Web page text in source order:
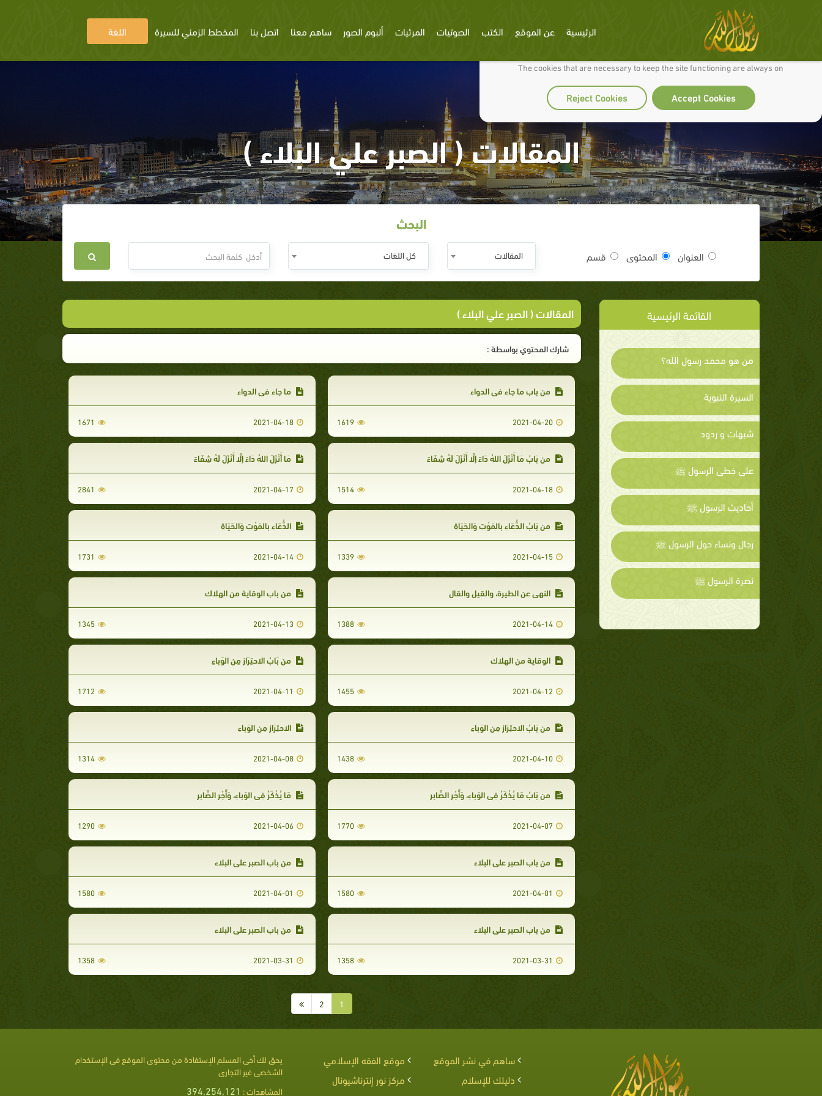
We use cookies to make our site work well for you and so we can continually improve it.
The cookies that are necessary to keep the site functioning are always on
Accept Cookies
Reject Cookies
الرئيسية عن الموقع الكتب الصوتيات المرئيات ألبوم الصور ساهم معنا اتصل بنا المخطط الزمني للسيرة اللغة
المقالات ( الصبر علي البلاء )
البحث
العنوان المحتوى قسم المقالات كل اللغات
القائمة الرئيسية
من هو محمد رسول الله؟
السيرة النبوية
شبهات و ردود
على خطى الرسول ﷺ
أحاديث الرسول ﷺ
رجال ونساء حول الرسول ﷺ
نصرة الرسول ﷺ
المقالات ( الصبر علي البلاء )
شارك المحتوي بواسطة :
من باب ما جاء في الدواء
2021-04-20
1619
ما جاء في الدواء
2021-04-18
1671
من بَابُ مَا أَنْزَلَ اللهُ دَاءً إِلَّا أَنْزَلَ لَهُ شِفَاءً
2021-04-18
1514
مَا أَنْزَلَ اللهُ دَاءً إِلَّا أَنْزَلَ لَهُ شِفَاءً
2021-04-17
2841
من بَابُ الدُّعَاءِ بِالمَوْتِ وَالحَيَاةِ
2021-04-15
1339
الدُّعَاءِ بِالمَوْتِ وَالحَيَاةِ
2021-04-14
1731
النهي عن الطيرة، والقيل والقال
2021-04-14
1388
من باب الوقاية من الهلاك
2021-04-13
1345
الوقاية من الهلاك
2021-04-12
1455
من بَابُ الاحتِرَازِ مِن الوَباءِ
2021-04-11
1712
من بَابُ الاحتِرَازِ مِن الوَباءِ
2021-04-10
1438
الاحتِرَازِ مِن الوَباءِ
2021-04-08
1314
من بَابُ مَا يُذْكَرُ فِي الوَباءِ، وَأَجْرِ الصَّابِرِ
2021-04-07
1770
مَا يُذْكَرُ فِي الوَباءِ، وَأَجْرِ الصَّابِرِ
2021-04-06
1290
من باب الصبر علي البلاء
2021-04-01
1580
من باب الصبر علي البلاء
2021-04-01
1580
من باب الصبر علي البلاء
2021-03-31
1358
من باب الصبر علي البلاء
2021-03-31
1358
1
2
ساهم في نشر الموقع
موقع الفقه الإسلامي
دليلك للإسلام
مركز نور إنترناشيونال
يحق لك أخى المسلم الإستفادة من محتوى الموقع فى الإستخدام
الشخصى غير التجارى
المشاهدات : 394,254,121